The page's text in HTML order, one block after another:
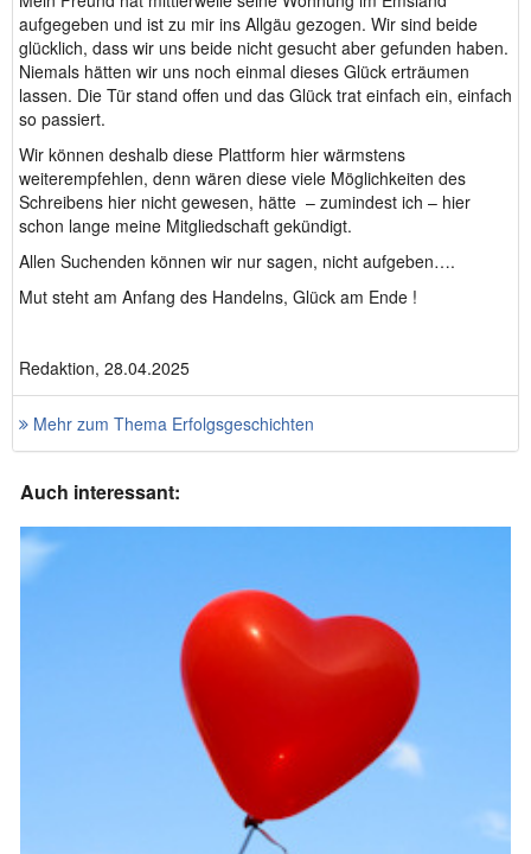
aufgegeben und ist zu mir ins Allgäu gezogen. Wir sind beide
glücklich, dass wir uns beide nicht gesucht aber gefunden haben.
Niemals hätten wir uns noch einmal dieses Glück erträumen
lassen. Die Tür stand offen und das Glück trat einfach ein, einfach
so passiert.
Wir können deshalb diese Plattform hier wärmstens
weiterempfehlen, denn wären diese viele Möglichkeiten des
Schreibens hier nicht gewesen, hätte – zumindest ich – hier
schon lange meine Mitgliedschaft gekündigt.
Allen Suchenden können wir nur sagen, nicht aufgeben….
Mut steht am Anfang des Handelns, Glück am Ende !
Redaktion, 28.04.2025
Mehr zum Thema Erfolgsgeschichten
Auch interessant: